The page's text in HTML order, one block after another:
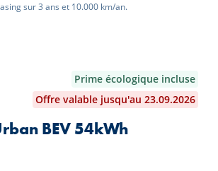
sur 3 ans et 10.000 km/an.
Prime écologique incluse
Offre valable jusqu'au 23.09.2026
BEV 54kWh